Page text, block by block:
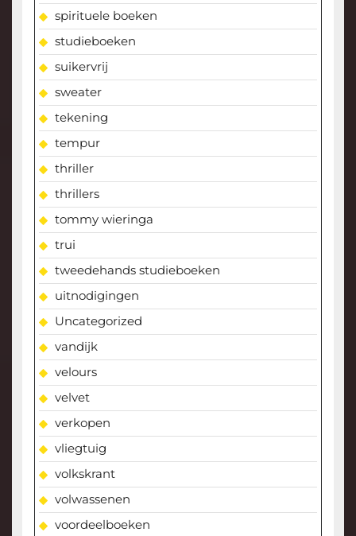
spirituele boeken
studieboeken
suikervrij
sweater
tekening
tempur
thriller
thrillers
tommy wieringa
trui
tweedehands studieboeken
uitnodigingen
Uncategorized
vandijk
velours
velvet
verkopen
vliegtuig
volkskrant
volwassenen
voordeelboeken